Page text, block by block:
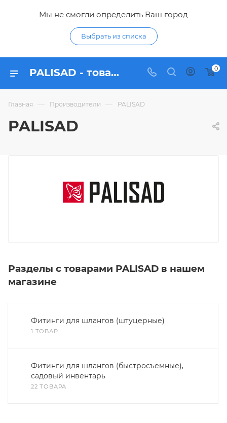
Мы не смогли определить Ваш город
Выбрать из списка
PALISAD - товары бренда в интернет-магазине Гидропромтехника 0
Главная — Производители — PALISAD
PALISAD
Разделы с товарами PALISAD в нашем
магазине
Фитинги для шлангов (штуцерные)
1 ТОВАР
Фитинги для шлангов (быстросъемные),
садовый инвентарь
22 ТОВАРА